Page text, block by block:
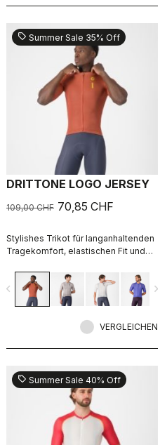
sell Summer Sale 35% Off
DRITTONE LOGO JERSEY
109,00 CHF 70,85 CHF
Stylishes Trikot für langanhaltenden
Tragekomfort, elastischen Fit und
navigate_before
VERGLEICHEN
sell Summer Sale 40% Off